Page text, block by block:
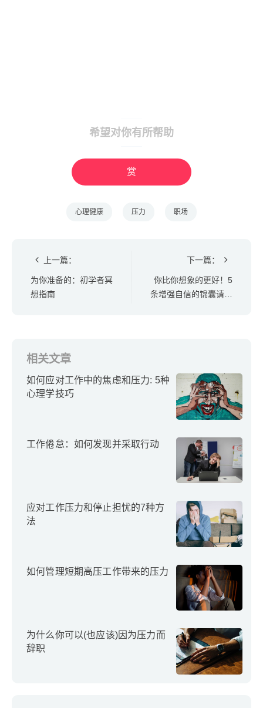
希望对你有所帮助
赏
心理健康 压力 职场
上一篇：
为你准备的：初学者冥
想指南
下一篇：
你比你想象的更好！5
条增强自信的锦囊请收
相关文章
如何应对工作中的焦虑和压力: 5种
心理学技巧
工作倦怠：如何发现并采取行动
应对工作压力和停止担忧的7种方
法
如何管理短期高压工作带来的压力
为什么你可以(也应该)因为压力而
辞职